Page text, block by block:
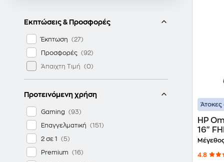
Εκπτώσεις & Προσφορές
Έκπτωση
Προσφορές
Άπαιχτη Τιμή
Προτεινόμενη χρήση
Gaming
Επαγγελματική
2 σε 1
Premium
Άτοκες
HP
16"
4.8